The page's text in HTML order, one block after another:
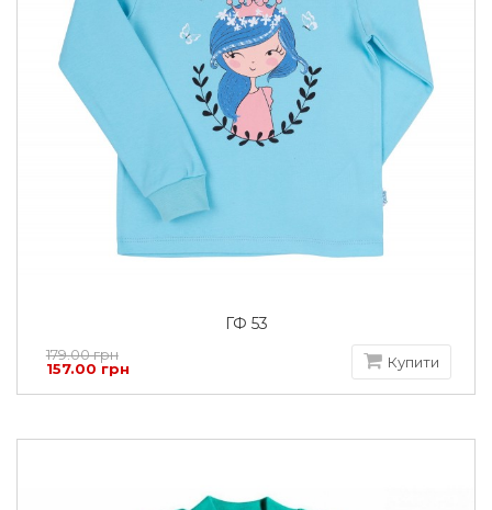
ГФ 53
179.00 грн
157.00 грн
Купити